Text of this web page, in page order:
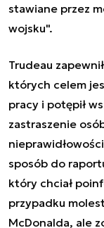
stawiane przez
wojsku".
Trudeau
których celem
pracy i potępił
zastraszenie
sposób do
który chciał
przypadku
McDonalda, ale